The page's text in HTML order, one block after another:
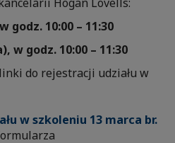
godz. 10:00 – 11:30
w godz. 10:00 – 11:30
do rejestracji udziału w
w szkoleniu 13 marca br.